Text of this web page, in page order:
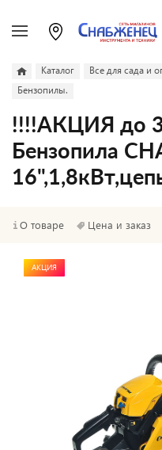
Каталог Все для сада и
Бензопилы.
!!!!АКЦИЯ до
Бензопила
О товаре Цена и заказ
АКЦИЯ